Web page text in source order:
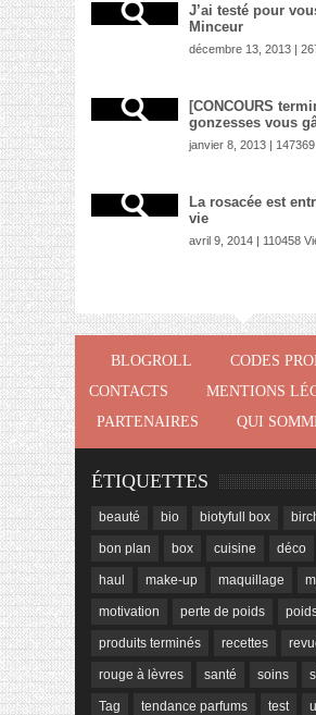
J’ai testé pour
Minceur
décembre 13, 2013 |
[CONCOURS
gonzesses vous
janvier 8, 2013 |
La rosacée est
vie
avril 9, 2014 | 110458
BLOGROLL
CODES
CONTACTS
MENTIONS
PARTENAIRES
QUI
ÉTIQUETTES
beauté bio biotyfull box
bon plan box cuisine déco
haul make-up maquillage
motivation perte de poids
produits terminés recettes
rouge à lèvres santé soins
Tag tendance parfums test